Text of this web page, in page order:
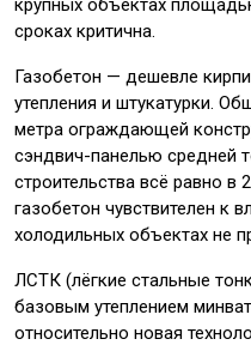
крупных объектах
сроках критична.
Газобетон — дешевле
утепления и штукатурки.
метра ограждающей
сэндвич-панелью средней
строительства всё равно
газобетон чувствителен к
холодильных объектах не
ЛСТК (лёгкие стальные
базовым утеплением
относительно новая